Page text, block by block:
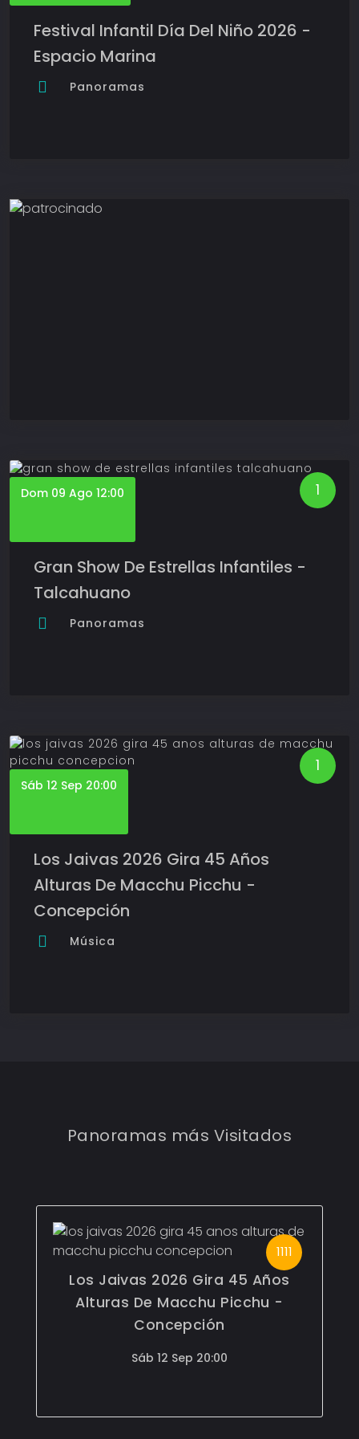
Festival Infantil Día Del Niño 2026 -
Espacio Marina
Panoramas
1
Dom 09 Ago 12:00
Gran Show De Estrellas Infantiles -
Talcahuano
Panoramas
1
Sáb 12 Sep 20:00
Los Jaivas 2026 Gira 45 Años
Alturas De Macchu Picchu -
Concepción
Música
Panoramas más Visitados
1111
Los Jaivas 2026 Gira 45 Años
Alturas De Macchu Picchu -
Concepción
Sáb 12 Sep 20:00